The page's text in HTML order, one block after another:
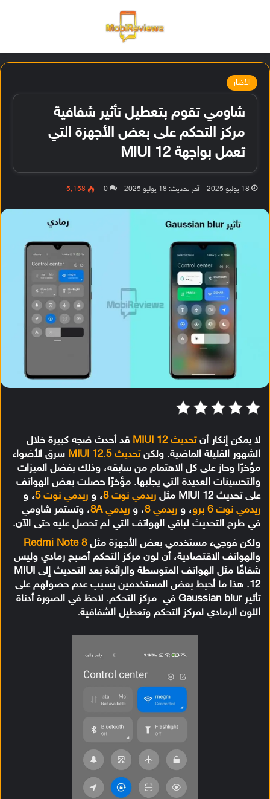
الأخبار
شاومي تقوم بتعطيل تأثير شفافية
مركز التحكم على بعض الأجهزة التي
تعمل بواجهة MIUI 12
18 يوليو 2025 آخر تحديث: 18 يوليو 2025 0 5٬158
لا يمكن إنكار أنتحديث MIUI 12
قد أحدث ضجه كبيرة خلال
الشهور القليلة الماضية. ولكنتحديث MIUI 12.5
سرق الأضواء
مؤخرًا وحاز على كل الاهتمام من سابقه، وذلك بفضل الميزات
والتحسينات العديدة التي يجلبها. مؤخرًا حصلت بعض الهواتف
على تحديث MIUI 12 مثل
ريدمي نوت 8 ، و ريدمي نوت 5 ، و
ريدمي نوت 6 برو
، و ريدمي 8 ، و ريدمي 8A
، وتستمر شاومي
في طرح التحديث لباقي الهواتف التي لم تحصل عليه حتى الآن.
ولكن فوجيء مستخدمي بعض الأجهزة مثلRedmi Note 8
والهواتف الاقتصادية، أن لون مركز التحكم أصبح رمادي وليس
شفافًا مثل الهواتف المتوسطة والرائدة بعد التحديث إلى MIUI
12. هذا ما أحبط بعض المستخدمين بسبب عدم حصولهم على
تأثير Gaussian blur في مركز التحكم. لاحظ في الصورة أدناة
اللون الرمادي لمركز التحكم وتعطيل الشفافية.